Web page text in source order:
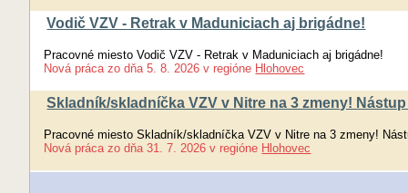
Vodič VZV - Retrak v Maduniciach aj brigádne!
Pracovné miesto Vodič VZV - Retrak v Maduniciach aj brigádne!
Nová práca zo dňa 5. 8. 2026 v regióne Hlohovec
Skladník/skladníčka VZV v Nitre na 3 zmeny! Nástup
Pracovné miesto Skladník/skladníčka VZV v Nitre na 3 zmeny!
Nová práca zo dňa 31. 7. 2026 v regióne Hlohovec